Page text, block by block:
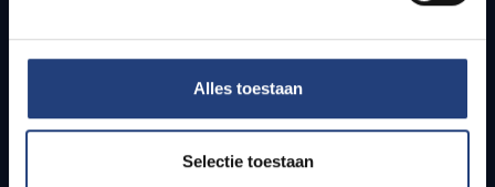
Alles toestaan
Selectie toestaan
Studenten
PhD-studenten